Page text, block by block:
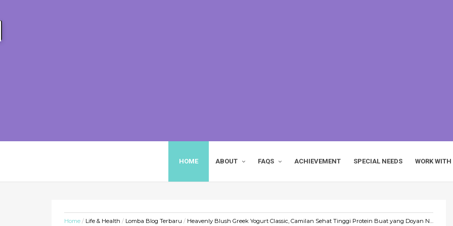
HOME ABOUT FAQS ACHIEVEMENT SPECIAL NEEDS WORK
Home / Life & Health / Lomba Blog Terbaru / Heavenly Blush Greek Yogurt Classic, Camilan Sehat Tinggi Protein Buat yang Doyan Ngemil